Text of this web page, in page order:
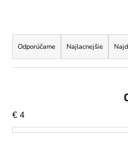
R
a
d
i
e
Odporúčame Najlacnejšie
€ 4
s
ť
?
HĽADAŤ